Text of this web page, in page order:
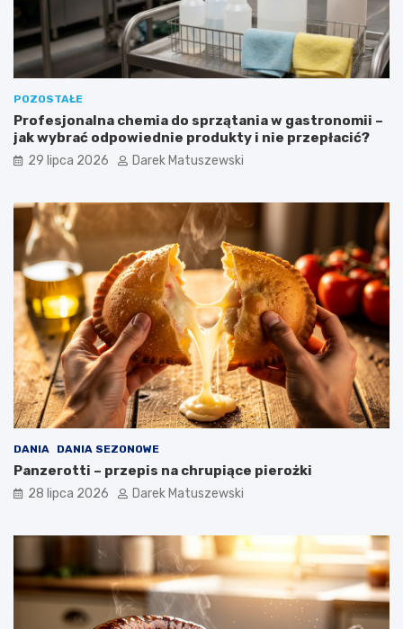
POZOSTAŁE
Profesjonalna chemia do sprzątania w gastronomii –
jak wybrać odpowiednie produkty i nie przepłacić?
29 lipca 2026 Darek Matuszewski
DANIA DANIA SEZONOWE
Panzerotti – przepis na chrupiące pierożki
28 lipca 2026 Darek Matuszewski